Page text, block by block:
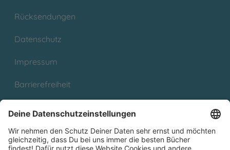
Rücksendungen
Datenschutz
Impressum
Barrierefreiheit
Partnerprogramm (Affiliate)